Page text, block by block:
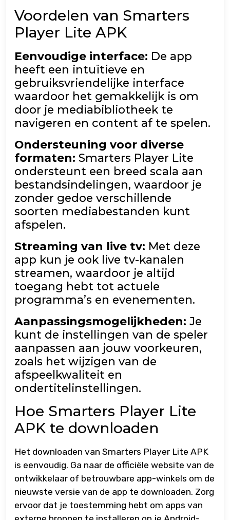
Voordelen van Smarters
Player Lite APK
Eenvoudige interface: De app
heeft een intuïtieve en
gebruiksvriendelijke interface
waardoor het gemakkelijk is om
door je mediabibliotheek te
navigeren en content af te spelen.
Ondersteuning voor diverse
formaten: Smarters Player Lite
ondersteunt een breed scala aan
bestandsindelingen, waardoor je
zonder gedoe verschillende
soorten mediabestanden kunt
afspelen.
Streaming van live tv: Met deze
app kun je ook live tv-kanalen
streamen, waardoor je altijd
toegang hebt tot actuele
programma’s en evenementen.
Aanpassingsmogelijkheden: Je
kunt de instellingen van de speler
aanpassen aan jouw voorkeuren,
zoals het wijzigen van de
afspeelkwaliteit en
ondertitelinstellingen.
Hoe Smarters Player Lite
APK te downloaden
Het downloaden van Smarters Player Lite APK
is eenvoudig. Ga naar de officiële website van de
ontwikkelaar of betrouwbare app-winkels om de
nieuwste versie van de app te downloaden. Zorg
ervoor dat je toestemming hebt om apps van